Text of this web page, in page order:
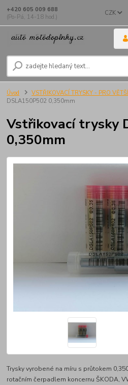
CZK
+420 605 009 688
(Po-Pá, 14-18 hod.)
Úvod VSTŘIKOVACÍ TRYSKY - PRO
DSLA150P502 0,350mm
Vstřikovací trysky
0,350mm
Trysky vyrobené na míru s průtokem
rotačním čerpadlem koncernu ŠKODA,